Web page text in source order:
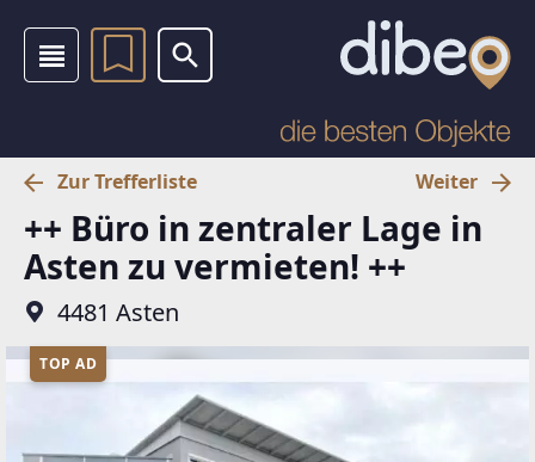
Zur Trefferliste Weiter
++ Büro in zentraler Lage in
Asten zu vermieten! ++
4481 Asten
TOP AD